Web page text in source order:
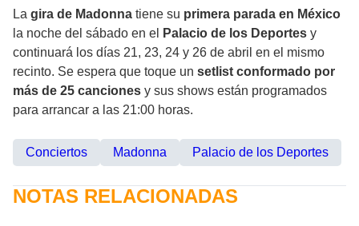
La gira de Madonna tiene su primera parada en México
la noche del sábado en el
Palacio de los Deportes y
continuará los días 21, 23, 24 y 26 de abril en el mismo
recinto. Se espera que toque un setlist conformado por
más de 25 canciones y sus shows están programados
para arrancar a las 21:00 horas.
Conciertos Madonna Palacio de los Deportes
NOTAS RELACIONADAS